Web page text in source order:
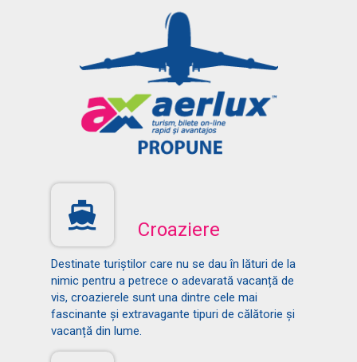
Croaziere
Destinate turiștilor care nu se dau în lături de la
nimic pentru a petrece o adevarată vacanță de
vis, croazierele sunt una dintre cele mai
fascinante și extravagante tipuri de călătorie și
vacanță din lume.